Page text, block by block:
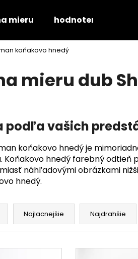
mieru hodnotenie
koňakovo hnedý
mieru dub
podľa vašich
koňakovo hnedý je
Koňakovo hnedý farebný
náhľadovými obrázkami
hnedý.
Najlacnejšie Najdrahšie
nájsť?
PRÍRODNÝ
DIVOKÝ